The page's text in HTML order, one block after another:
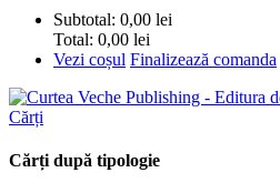
Subtotal: 0,00 lei
Total: 0,00 lei
Vezi coșul Finalizează comanda
Cărți
Cărți după tipologie